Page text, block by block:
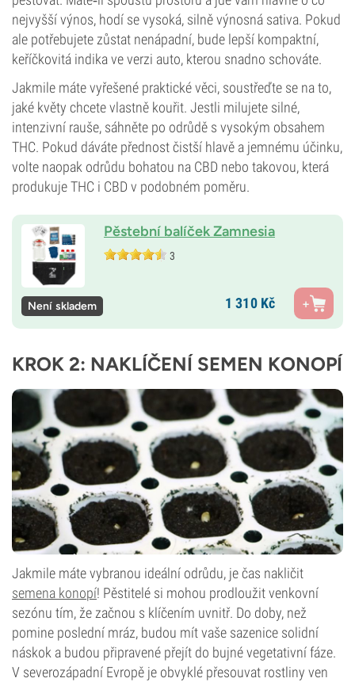
nejvyšší výnos, hodí se vysoká, silně výnosná sativa. Pokud
ale potřebujete zůstat nenápadní, bude lepší kompaktní,
keříčkovitá indika ve verzi auto, kterou snadno schováte.
Jakmile máte vyřešené praktické věci, soustřeďte se na to,
jaké květy chcete vlastně kouřit. Jestli milujete silné,
intenzivní rauše, sáhněte po odrůdě s vysokým obsahem
THC. Pokud dáváte přednost čistší hlavě a jemnému účinku,
volte naopak odrůdu bohatou na CBD nebo takovou, která
produkuje THC i CBD v podobném poměru.
Pěstební balíček Zamnesia
3
Není skladem 1 310Kč
KROK 2: NAKLÍČENÍ SEMEN KONOPÍ
Jakmile máte vybranou ideální odrůdu, je čas nakličit
semena konopí! Pěstitelé si mohou prodloužit venkovní
sezónu tím, že začnou s klíčením uvnitř. Do doby, než
pomine poslední mráz, budou mít vaše sazenice solidní
náskok a budou připravené přejít do bujné vegetativní fáze.
V severozápadní Evropě je obvyklé přesouvat rostliny ven